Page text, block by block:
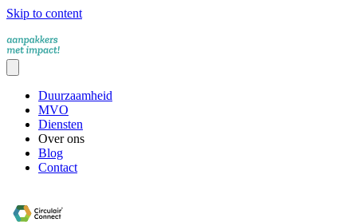
Skip to content
Duurzaamheid
MVO
Diensten
Over ons
Blog
Contact